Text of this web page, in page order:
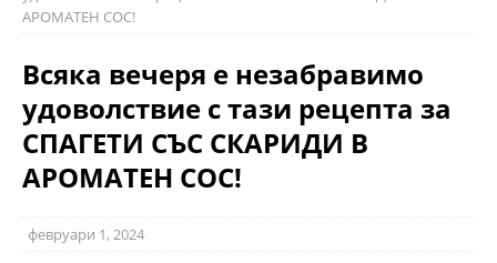
АРОМАТЕН СОС!
Всяка вечеря е незабравимо
удоволствие с тази рецепта за
СПАГЕТИ СЪС СКАРИДИ В
АРОМАТЕН СОС!
февруари 1, 2024